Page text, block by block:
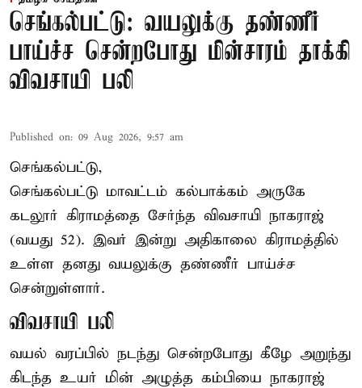
செங்கல்பட்டு: வயலுக்கு தண்ணீர்
பாய்ச்ச சென்றபோது மின்சாரம் தாக்கி
விவசாயி பலி
Published on: 09 Aug 2026, 9:57 am
செங்கல்பட்டு,
செங்கல்பட்டு மாவட்டம் கல்பாக்கம் அருகே
கடலூர் கிராமத்தை சேர்ந்த விவசாயி நாகராஜ்
(வயது 52). இவர் இன்று அதிகாலை கிராமத்தில்
உள்ள தனது வயலுக்கு தண்ணீர் பாய்ச்ச
சென்றுள்ளார்.
விவசாயி பலி
வயல் வரப்பில் நடந்து சென்றபோது கீழே அறுந்து
கிடந்த உயர் மின் அழுத்த கம்பியை நாகராஜ்